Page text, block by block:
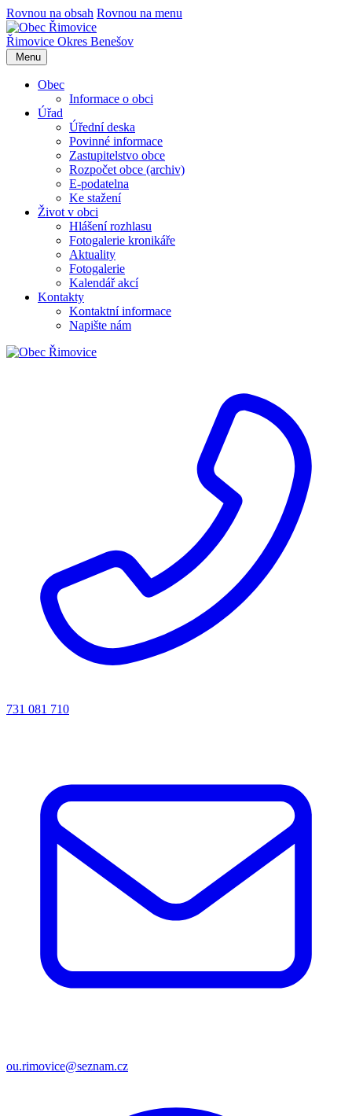
Rovnou na obsah Rovnou na menu
Řimovice Okres Benešov
Menu
Obec
Informace o obci
Úřad
Úřední deska
Povinné informace
Zastupitelstvo obce
Rozpočet obce (archiv)
E-podatelna
Ke stažení
Život v obci
Hlášení rozhlasu
Fotogalerie kronikáře
Aktuality
Fotogalerie
Kalendář akcí
Kontakty
Kontaktní informace
Napište nám
731 081 710
ou.rimovice@seznam.cz